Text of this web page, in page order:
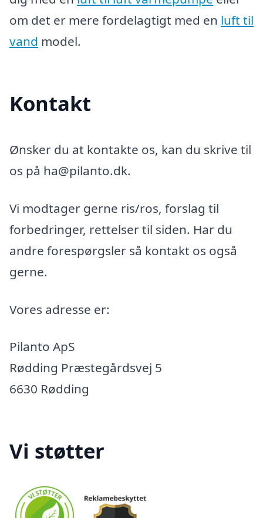
om det er mere fordelagtigt med en luft til
vand model.
Kontakt
Ønsker du at kontakte os, kan du skrive til
os på ha@pilanto.dk.
Vi modtager gerne ris/ros, forslag til
forbedringer, rettelser til siden. Har du
andre forespørgsler så kontakt os også
gerne.
Vores adresse er:
Pilanto ApS
Rødding Præstegårdsvej 5
6630 Rødding
Vi støtter